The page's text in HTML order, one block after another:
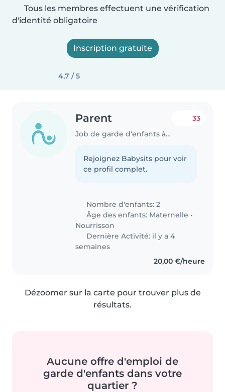
Tous les membres effectuent une vérification
d'identité obligatoire
Inscription gratuite
4,7 / 5
Parent
Job de garde d'enfants à Boucau
33
Rejoignez Babysits pour voir
ce profil complet.
Nombre d'enfants: 2
Âge des enfants: Maternelle •
Nourrisson
Dernière Activité: il y a 4
semaines
20,00 €/heure
Dézoomer sur la carte pour trouver plus de
résultats.
Aucune offre d'emploi de
garde d'enfants dans votre
quartier ?